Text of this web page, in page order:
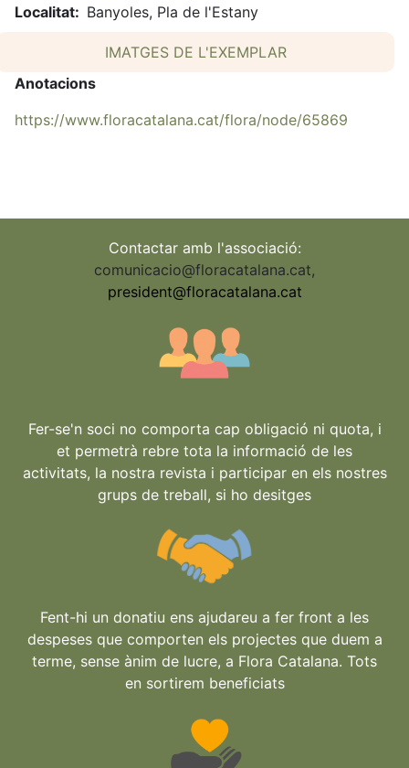
Localitat
Banyoles, Pla de l'Estany
IMATGES DE L'EXEMPLAR
Anotacions
https://www.floracatalana.cat/flora/node/65869
Contactar amb l'associació:
comunicacio@floracatalana.cat,
president@floracatalana.cat
Fer-se'n soci no comporta cap obligació ni quota, i
et permetrà rebre tota la informació de les
activitats, la nostra revista i participar en els nostres
grups de treball, si ho desitges
Fent-hi un donatiu ens ajudareu a fer front a les
despeses que comporten els projectes que duem a
terme, sense ànim de lucre, a Flora Catalana. Tots
en sortirem beneficiats